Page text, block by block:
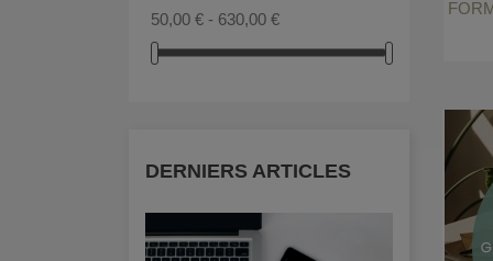
50,00 € - 630,00 €
DERNIERS ARTICLES